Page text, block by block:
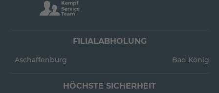
FILIALABHOLUNG
Aschaffenburg Bad König
HÖCHSTE SICHERHEIT